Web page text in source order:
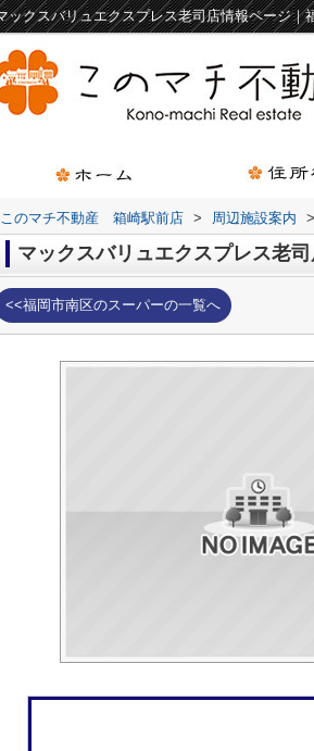
このマチ不動産 箱崎駅前店 > 周辺施設案内 >
マックスバリュエクスプレス老
<<福岡市南区のスーパーの一覧へ